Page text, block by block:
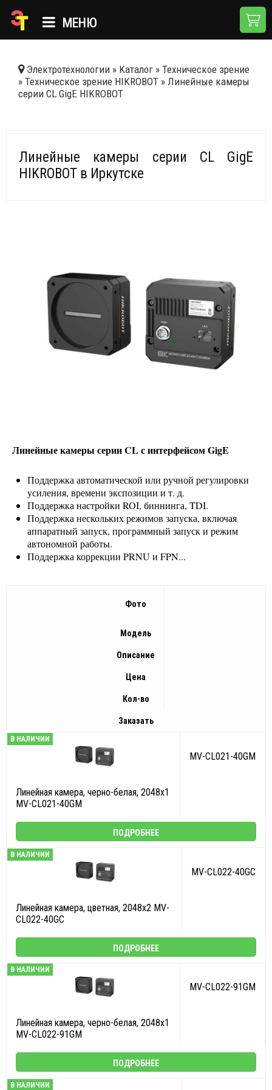
МЕНЮ
КАТАЛОГ
НОВОСТИ
ДОСТАВКА И ОПЛАТА
Электротехнологии » Каталог » Техническое зрение
» Техническое зрение HIKROBOT » Линейные камеры
серии CL GigE HIKROBOT
Линейные камеры серии CL GigE
HIKROBOT в Иркутске
Линейные камеры серии CL с интерфейсом GigE
Поддержка автоматической или ручной регулировки
усиления, времени экспозиции и т. д.
Поддержка настройки ROI, биннинга, TDI.
Поддержка нескольких режимов запуска, включая
аппаратный запуск, программный запуск и режим
автономной работы.
Поддержка коррекции PRNU и FPN...
Фото
Модель
Описание
Цена
Кол-во
Заказать
В НАЛИЧИИ
MV-CL021-40GM
Линейная камера, черно-белая, 2048х1
MV-CL021-40GM
ПОДРОБНЕЕ
В НАЛИЧИИ
MV-CL022-40GC
Линейная камера, цветная, 2048х2 MV-
CL022-40GC
ПОДРОБНЕЕ
В НАЛИЧИИ
MV-CL022-91GM
Линейная камера, черно-белая, 2048х1
MV-CL022-91GM
ПОДРОБНЕЕ
В НАЛИЧИИ